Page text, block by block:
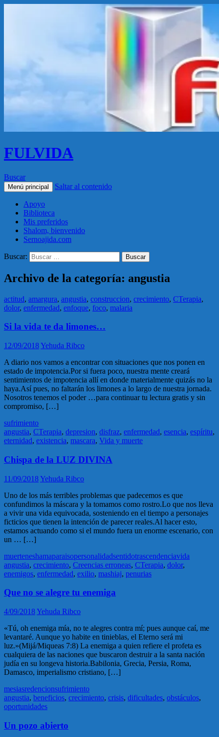
FULVIDA
Buscar
Menú principal Saltar al contenido
Apoyo
Biblioteca
Mis preferidos
Shalom, bienvenido
Sernoajida.com
Buscar:
Archivo de la categoría: angustia
actitud, amargura, angustia, construccion, crecimiento, CTerapia,
dolor, enfermedad, enfoque, foco, malaria
Si la vida te da limones…
12/09/2018Yehuda Ribco
A diario nos vamos a encontrar con situaciones que nos ponen en
estado de impotencia.Por si fuera poco, nuestra mente creará
sentimientos de impotencia allí en donde materialmente quizás no la
haya.Así pues, no faltarán los limones a lo largo de nuestra jornada.
Nosotros tenemos el poder …para continuar tu lectura gratis y sin
compromiso, […]
sufrimiento
angustia, CTerapia, depresion, disfraz, enfermedad, esencia, espíritu,
eternidad, existencia, mascara, Vida y muerte
Chispa de la LUZ DIVINA
11/09/2018Yehuda Ribco
Uno de los más terribles problemas que padecemos es que
confundimos la máscara y la tomamos como rostro.Lo que nos lleva
a vivir una vida equivocada, sosteniendo en el tiempo a personajes
ficticios que tienen la intención de parecer reales.Al hacer esto,
estamos actuando como si el mundo fuera un enorme escenario, con
un … […]
muerteneshamaparaisopersonalidadsentidotrascendenciavida
angustia, crecimiento, Creencias erroneas, CTerapia, dolor,
enemigos, enfermedad, exilio, mashiaj, penurias
Que no se alegre tu enemiga
4/09/2018Yehuda Ribco
«Tú, oh enemiga mía, no te alegres contra mí; pues aunque caí, me
levantaré. Aunque yo habite en tinieblas, el Eterno será mi
luz.»(Mijá/Miqueas 7:8) La enemiga a quien refiere el profeta es
cualquiera de las naciones que buscaron destruir a la santa nación
judía en su longeva historia.Babilonia, Grecia, Persia, Roma,
Damasco, imperialismo cristiano, […]
mesiasredencionsufrimiento
angustia, beneficios, crecimiento, crisis, dificultades, obstáculos,
oportunidades
Un pozo abierto